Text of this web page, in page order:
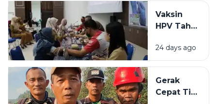
untuk
Stunting
Rumah
Layak Huni
Vaksin
HPV Tahap
BBPOM
Banjarbaru
Target
Peserta
24 days ago
Gerak
Cepat Tim